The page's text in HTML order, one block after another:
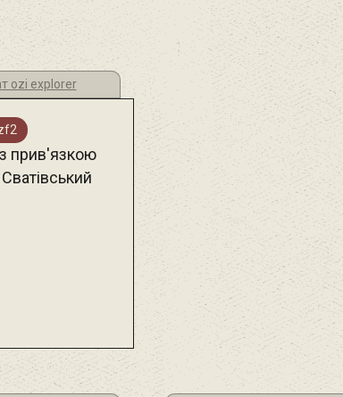
ozi explorer
з прив'язкою